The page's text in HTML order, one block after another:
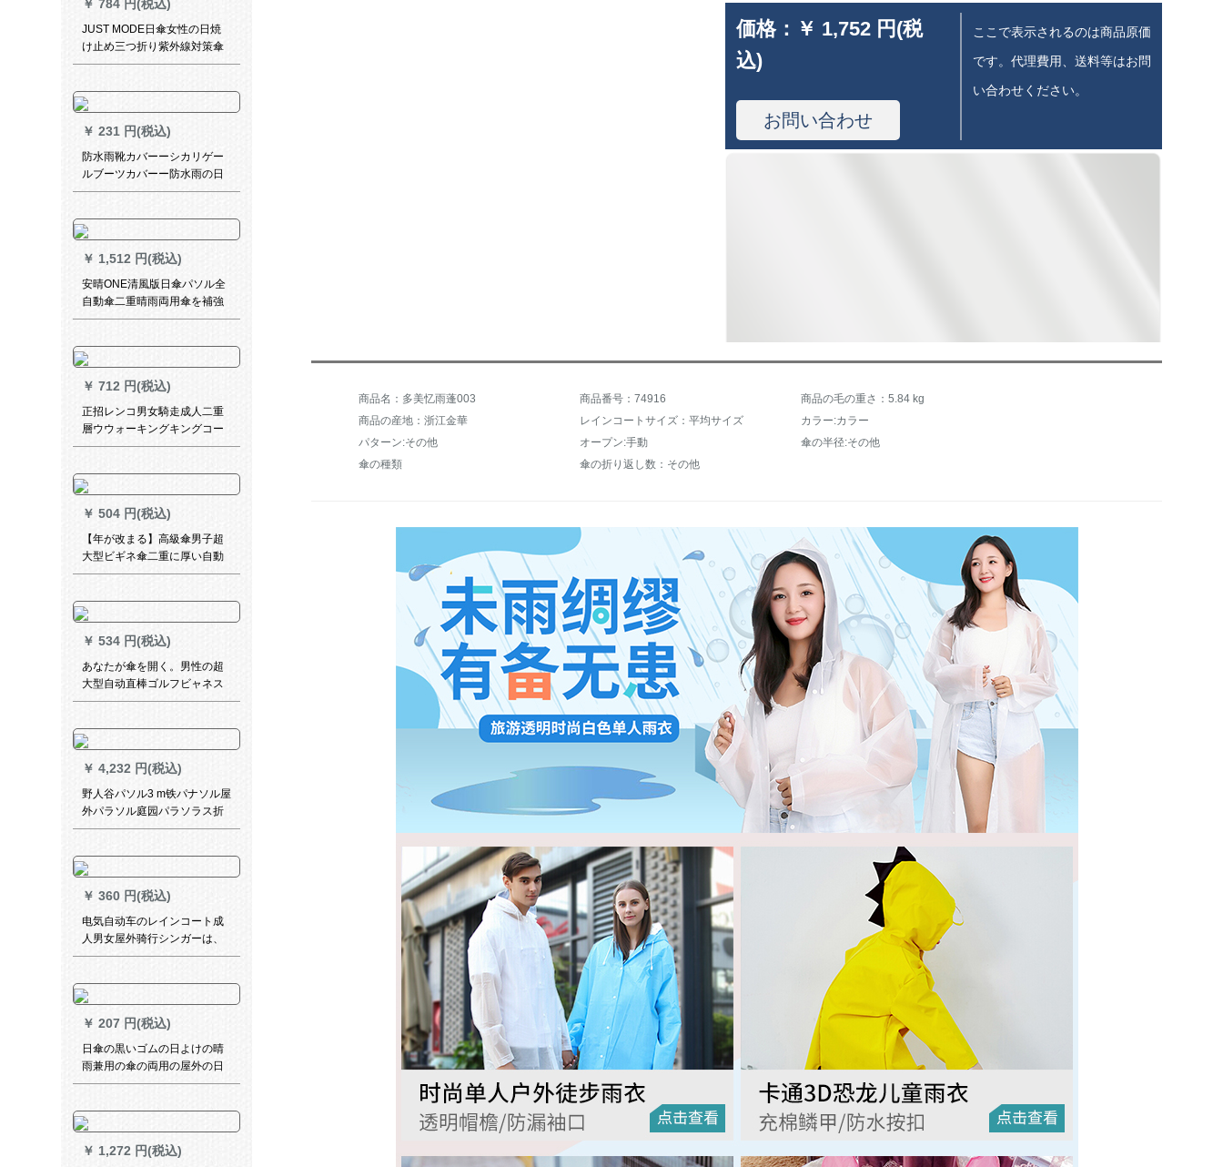
￥ 784 円(税込)
JUST MODE日傘女性の日焼
け止め三つ折り紫外線対策傘
晴雨パリソ三つ折り
￥ 231 円(税込)
防水雨靴カバーーシカリゲー
ルブーツカバーー防水雨の日
の厚さと耐摩耗性の底レイン
ゴムゴム大人の子供のバイブ
と同じネオト赤い靴カバール
雨が降っても濡れないブーツ
カバの白は同じです。
￥ 1,512 円(税込)
安晴ONE清風版日傘パソル全
自動傘二重晴雨両用傘を補強
します。
￥ 712 円(税込)
正招レンコ男女騎走成人二重
層ウウォーキングキングコー
トト黒XL【身長175-180】
￥ 504 円(税込)
【年が改まる】高級傘男子超
大型ビギネ傘二重に厚い自動
長柄傘2人乗りゴンフ傘防風屋
て中号110 CMの外、黒内赤
￥ 534 円(税込)
あなたが傘を開く。男性の超
大型自动直棒ゴルフビャネス
迎賓大傘长柄自动车用伞女性
（伞を开けます。1.3 m、2-3
人です。）
￥ 4,232 円(税込)
野人谷パソル3 m铁パナソル屋
外パラソル庭园パラソラス折
られたみみ大广告伞日伞ロマ
メラルド
￥ 360 円(税込)
电気自动车のレインコート成
人男女屋外骑行シンガーは、
帽子の縁を厚くした防水オル
増加させます。
￥ 207 円(税込)
日傘の黒いゴムの日よけの晴
雨兼用の傘の両用の屋外の日
よけの傘の女性の三つ折りの
てポケトの傘の羽が白いで
す。
￥ 1,272 円(税込)
価格： ￥ 1,752 円(税
込)
お問い合わせ
ここで表示されるのは商品原価
です。代理費用、送料等はお問
い合わせください。
商品名：多美忆雨蓬003 商品番号：74916
商品の毛の重さ：5.84 kg
商品の産地：浙江金華
レインコートサイズ：平均サイズ
カラー:カラー
パターン:その他
オープン:手動
傘の半径:その他
傘の種類
傘の折り返し数：その他